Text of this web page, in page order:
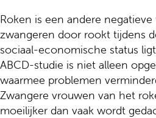
Roken is een andere
zwangeren door rookt tijdens
sociaal-economische status
ABCD-studie is niet alleen
waarmee problemen
Zwangere vrouwen van het
moeilijker dan vaak wordt